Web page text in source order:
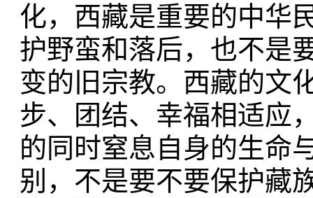
化，西藏是重要的中华
护野蛮和落后，也不是
变的旧宗教。西藏的文
步、团结、幸福相适应
的同时窒息自身的生命
别，不是要不要保护藏